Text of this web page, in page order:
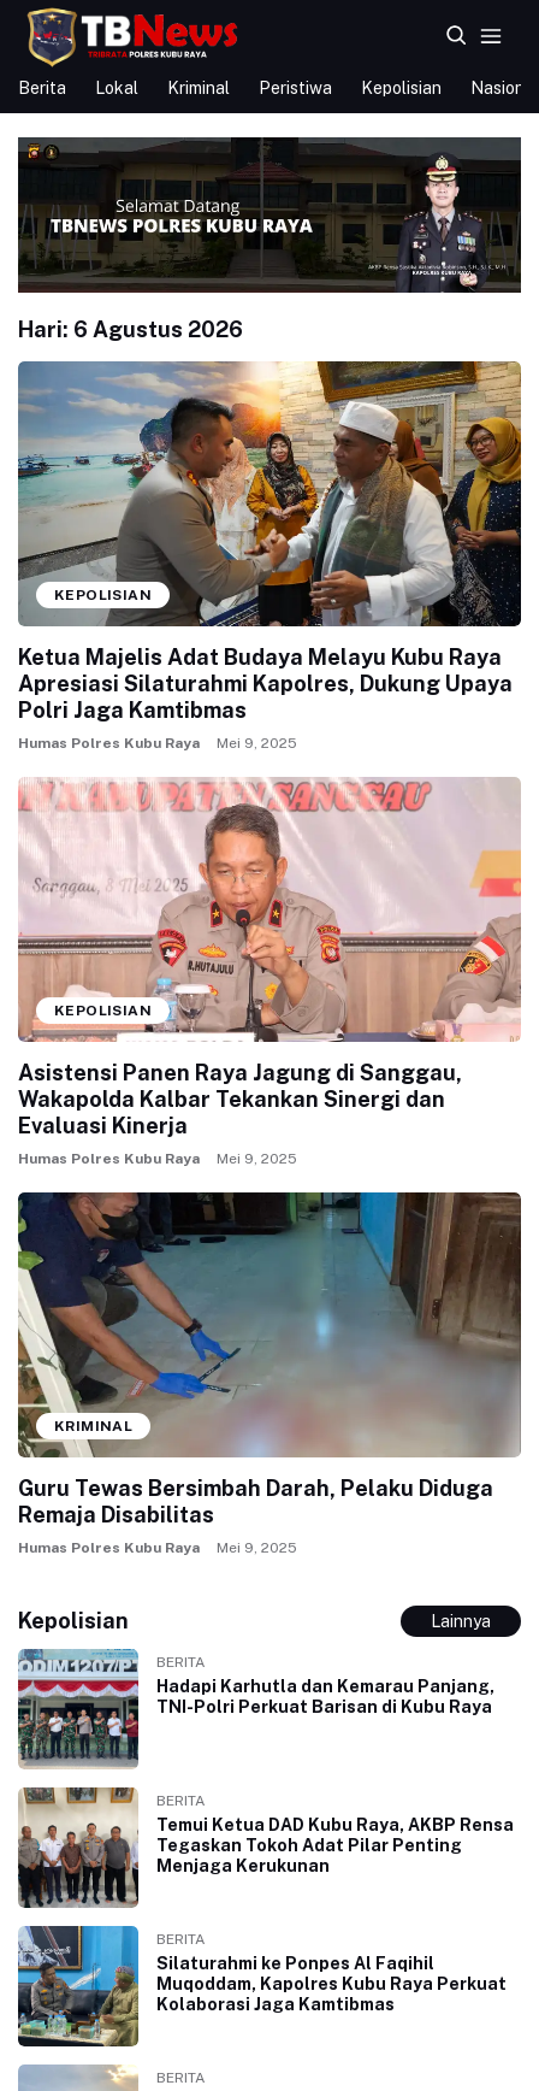
Berita Lokal Kriminal Peristiwa Kepolisian Nasional
Kepolisian Lainnya
BERITA
Hadapi Karhutla dan Kemarau Panjang,
TNI-Polri Perkuat Barisan di Kubu Raya
BERITA
Temui Ketua DAD Kubu Raya, AKBP Rensa
Tegaskan Tokoh Adat Pilar Penting
Menjaga Kerukunan
BERITA
Silaturahmi ke Ponpes Al Faqihil
Muqoddam, Kapolres Kubu Raya Perkuat
Kolaborasi Jaga Kamtibmas
BERITA
Hari: 6 Agustus 2026
KEPOLISIAN
Ketua Majelis Adat Budaya Melayu Kubu Raya
Apresiasi Silaturahmi Kapolres, Dukung Upaya
Polri Jaga Kamtibmas
Humas Polres Kubu Raya Mei 9, 2025
KEPOLISIAN
Asistensi Panen Raya Jagung di Sanggau,
Wakapolda Kalbar Tekankan Sinergi dan
Evaluasi Kinerja
Humas Polres Kubu Raya Mei 9, 2025
KRIMINAL
Guru Tewas Bersimbah Darah, Pelaku Diduga
Remaja Disabilitas
Humas Polres Kubu Raya Mei 9, 2025